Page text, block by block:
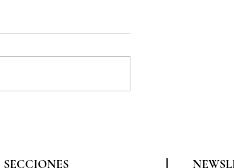
SECCIONES